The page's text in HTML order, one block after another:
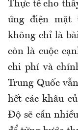
Thực tế cho
ứng điện mặt
không chỉ là
còn là cuộc
chi phí và
Trung Quốc
hết các khâu
Độ sẽ cần